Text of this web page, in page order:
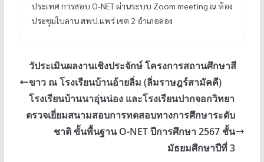
ประเทศ การสอบ O-NET ผ่านระบบ Zoom meeting ณ ห้อง
ประชุมใบลาน สพป.แพร่ เขต 2 อำเภอลอง
วัประเมินผลงานเชิงประจักษ์ โครงการสถานศึกษาสี
ขาว ณ โรงเรียนบ้านอ้ายลิ่ม (ลิ่มราษฎร์สามัคคี)
โรงเรียนบ้านนาอุ่นน่อง และโรงเรียนปากจอกวิทยา
ตรวจเยี่ยมสนามสอบการทดสอบทางการศึกษาระดับ
ชาติ ขั้นพื้นฐาน O-NET ปีการศึกษา 2567 ชั้น
มัธยมศึกษาปีที่ 3